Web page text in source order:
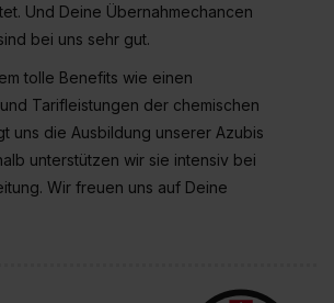
Und Deine Übernahmechancen
bei uns sehr gut.
tolle Benefits wie einen
Tarifleistungen der chemischen
uns die Ausbildung unserer Azubis
unterstützen wir sie intensiv bei
Wir freuen uns auf Deine